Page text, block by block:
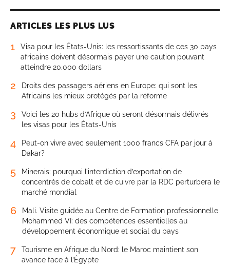
ARTICLES LES PLUS LUS
1
Visa pour les États-Unis: les ressortissants de ces 30 pays
africains doivent désormais payer une caution pouvant
atteindre 20.000 dollars
2
Droits des passagers aériens en Europe: qui sont les
Africains les mieux protégés par la réforme
3
Voici les 20 hubs d’Afrique où seront désormais délivrés
les visas pour les États-Unis
4
Peut-on vivre avec seulement 1000 francs CFA par jour à
Dakar?
5
Minerais: pourquoi l’interdiction d’exportation de
concentrés de cobalt et de cuivre par la RDC perturbera le
marché mondial
6
Mali. Visite guidée au Centre de Formation professionnelle
Mohammed VI: des compétences essentielles au
développement économique et social du pays
7
Tourisme en Afrique du Nord: le Maroc maintient son
avance face à l’Égypte